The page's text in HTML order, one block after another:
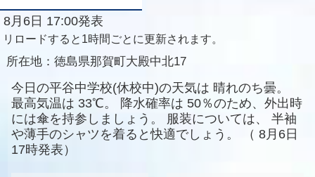
8月6日 17:00発表
リロードすると1時間ごとに更新されます。
所在地： 徳島県那賀町大殿中北17
今日の平谷中学校(休校中)の天気は 晴れのち曇。
最高気温は 33℃。 降水確率は 50％のため、外出時
には傘を持参しましょう。
服装については、
半袖
や薄手のシャツを着ると快適でしょう。
（ 8月6日
17時発表）